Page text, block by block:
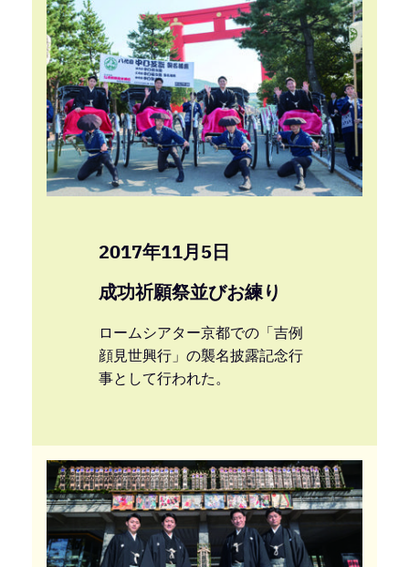
2017年11月5日
成功祈願祭並びお練り
ロームシアター京都での「吉例
顔見世興行」の襲名披露記念行
事として行われた。